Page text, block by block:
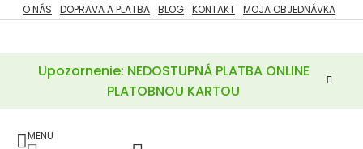
Prejsť
na
Upozornenie: NEDOSTUPNÁ PLATBA ONLINE
PLATOBNOU KARTOU
O NÁS DOPRAVA A PLATBA BLOG KONTAKT MOJA OBJEDNÁVKA
ZĽAVY
POTREBY
A